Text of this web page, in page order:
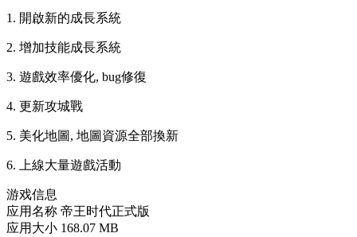
1. 開啟新的成長系統
2. 增加技能成長系統
3. 遊戲效率優化, bug修復
4. 更新攻城戰
5. 美化地圖, 地圖資源全部換新
6. 上線大量遊戲活動
游戏信息
应用名称 帝王时代正式版
应用大小 168.07 MB